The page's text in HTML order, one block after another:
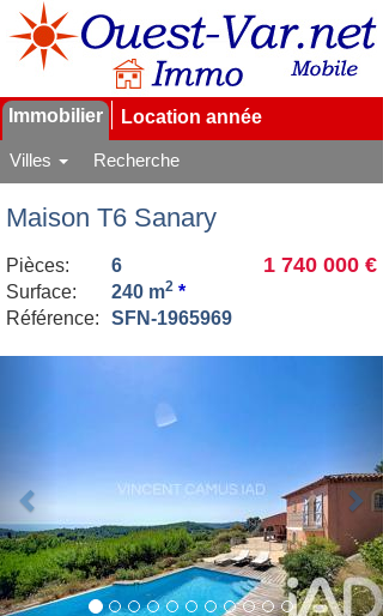
Immobilier Location année
Villes Recherche
Maison T6 Sanary
1 740 000 €
Pièces:
6
Surface:
240 m2 *
Référence:
SFN-1965969